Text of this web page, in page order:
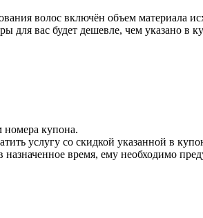
волос включён объем материала
для вас будет дешевле, чем указано в
номера купона.
услугу со скидкой указанной в
время, ему необходимо